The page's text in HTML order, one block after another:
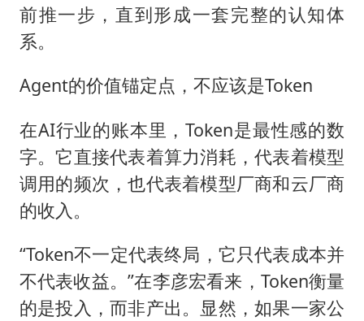
前推一步，直到形成一套完整的认知体
系。
Agent的价值锚定点，不应该是Token
在AI行业的账本里，Token是最性感的数
字。它直接代表着算力消耗，代表着模型
调用的频次，也代表着模型厂商和云厂商
的收入。
“Token不一定代表终局，它只代表成本并
不代表收益。”在李彦宏看来，Token衡量
的是投入，而非产出。显然，如果一家公